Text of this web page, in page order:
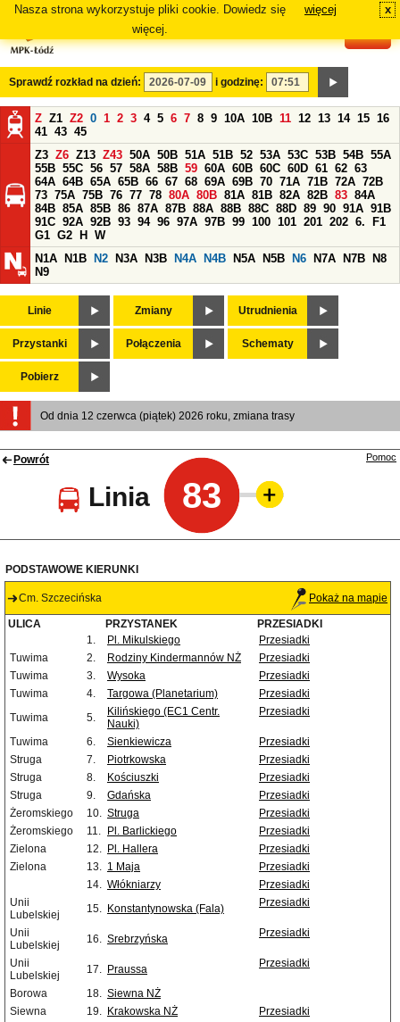
Nasza strona wykorzystuje pliki cookie. Dowiedz się
więcej.
więcej x
Sprawdź rozkład na dzień: i godzinę:
Z Z1 Z2 0 1 2 3 4 5 6 7 8 9 10A 10B 11 12 13 14 15 16
41 43 45
Z3 Z6 Z13 Z43 50A 50B 51A 51B 52 53A 53C 53B 54B 55A
55B 55C 56 57 58A 58B 59 60A 60B 60C 60D 61 62 63
64A 64B 65A 65B 66 67 68 69A 69B 70 71A 71B 72A 72B
73 75A 75B 76 77 78 80A 80B 81A 81B 82A 82B 83 84A
84B 85A 85B 86 87A 87B 88A 88B 88C 88D 89 90 91A 91B
91C 92A 92B 93 94 96 97A 97B 99 100 101 201 202 6.
F1
G1 G2 H
W
N1A
N1B N2 N3A N3B N4A N4B N5A N5B N6 N7A N7B
N8
N9
Linie Zmiany Utrudnienia
Przystanki Połączenia Schematy
Pobierz
Od dnia 12 czerwca (piątek) 2026 roku, zmiana trasy
Powrót
Linia 83
Pomoc
PODSTAWOWE KIERUNKI
Cm. Szczecińska Pokaż na mapie
ULICA PRZYSTANEK
PRZESIADKI
1.
Pl. Mikulskiego
Przesiadki
Tuwima
2. Rodziny Kindermannów NŻ
Przesiadki
Tuwima
3. Wysoka
Przesiadki
Tuwima
4. Targowa (Planetarium)
Przesiadki
Tuwima
5.
Kilińskiego (EC1 Centr.
Nauki)
Przesiadki
Tuwima 6. Sienkiewicza
Przesiadki
Struga
7. Piotrkowska
Przesiadki
Struga
8. Kościuszki
Przesiadki
Struga
9. Gdańska
Przesiadki
Żeromskiego
10. Struga
Przesiadki
Żeromskiego
11. Pl. Barlickiego
Przesiadki
Zielona
12. Pl. Hallera
Przesiadki
Zielona
13. 1 Maja
Przesiadki
14. Włókniarzy
Przesiadki
Unii
Lubelskiej
15. Konstantynowska (Fala) Przesiadki
Unii
Lubelskiej
16. Srebrzyńska Przesiadki
Unii
Lubelskiej
17. Praussa Przesiadki
Borowa 18. Siewna NŻ
Siewna
19. Krakowska NŻ
Przesiadki